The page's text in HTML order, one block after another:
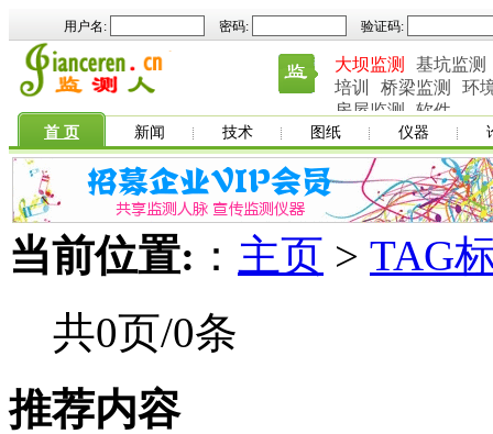
用户名: 密码: 验证码:
大坝监测
基坑监测
培训
桥梁监测
环
房屋监测
软件
首 页 新闻 技术 图纸 仪器
当前位置: ： 主页 > TAG
共0页/0条
推荐内容